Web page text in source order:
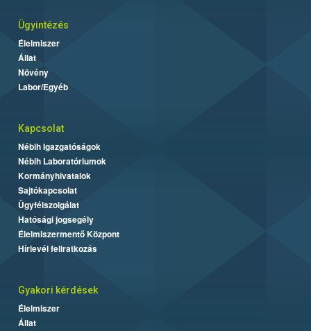
Ügyintézés
Élelmiszer
Állat
Növény
Labor/Egyéb
Kapcsolat
Nébih Igazgatóságok
Nébih Laboratóriumok
Kormányhivatalok
Sajtókapcsolat
Ügyfélszolgálat
Hatósági jogsegély
Élelmiszermentő Központ
Hírlevél feliratkozás
Gyakori kérdések
Élelmiszer
Állat